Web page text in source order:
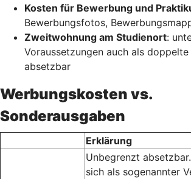
Kosten für Bewerbung und
Bewerbungsfotos,
Zweitwohnung am Studienort:
Voraussetzungen auch als
absetzbar
Werbungskosten vs.
Sonderausgaben
Erklärung
Unbegrenzt
sich als sogenannter